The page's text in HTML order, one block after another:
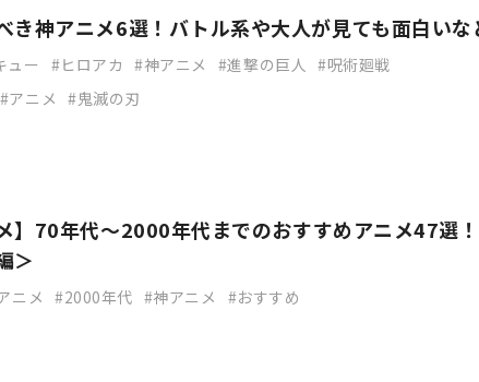
き神アニメ6選！バトル系や大人が見ても面白いな
ュー ヒロアカ 神アニメ 進撃の巨人
呪術廻戦
アニメ 鬼滅の刃
】70年代～2000年代までのおすすめアニメ47選
＞
ニメ 2000年代 神アニメ おすすめ